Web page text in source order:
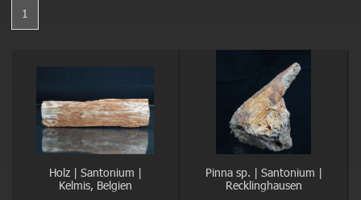
1
Holz | Santonium |
Kelmis, Belgien
Pinna sp. | Santonium |
Recklinghausen